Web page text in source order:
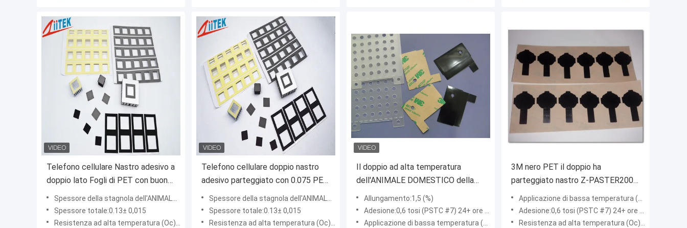
Telefono cellulare Nastro adesivo a
doppio lato Fogli di PET con buon
isolamento
Spessore della stagnola dell'ANIMALE DOMESTICO:0.075± 0,005
Spessore totale:0.13± 0,015
Resistenza ad alta temperatura (Oc):120
Telefono cellulare doppio nastro
adesivo parteggiato con 0.075 PET
Foil Spessore Alta rapida Stick
Spessore della stagnola dell'ANIMALE DOMESTICO:0.075± 0,005
Spessore totale:0.13± 0,015
Resistenza ad alta temperatura (Oc):120
Il doppio ad alta temperatura
dell'ANIMALE DOMESTICO della
resistenza ha parteggiato nastro, il
doppio nastro adesivo affrontato
17.9~120 Oc del nero
Allungamento:1,5 (%)
Adesione:0,6 tosi (PSTC #7) 24+ ore @ Kpa
Applicazione di bassa temperatura (Oc):17,9
3M nero PET il doppio ha
parteggiato nastro Z-PASTER2000
per forza coesiva acrilica con la
resistenza ad alta temperatura
-30~120
Applicazione di bassa temperatura (Oc):17,9
Adesione:0,6 tosi (PSTC #7) 24+ ore @ Kpa
Resistenza ad alta temperatura (Oc):120